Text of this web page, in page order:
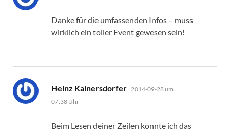
Danke für die umfassenden Infos – muss
wirklich ein toller Event gewesen sein!
Heinz Kainersdorfer sagt:
2014-09-28 um
07:38 Uhr
Beim Lesen deiner Zeilen konnte ich das